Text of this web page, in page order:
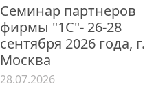
Семинар партнеров
фирмы "1С"- 26-28
сентября 2026 года, г.
Москва
28.07.2026